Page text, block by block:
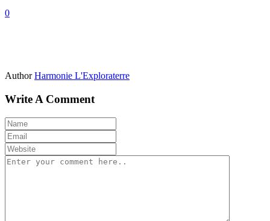
0
Author Harmonie L'Exploraterre
Write A Comment